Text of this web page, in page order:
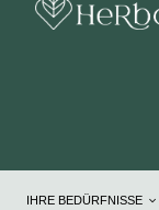
IHRE BEDÜRFNISSE